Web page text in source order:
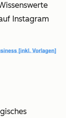
Instagram